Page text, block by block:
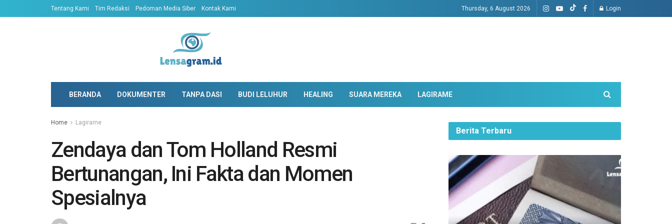
Tentang Kami Tim Redaksi Pedoman Media Siber Kontak Kami Thursday, 6 August 2026 Login
BERANDA DOKUMENTER TANPA DASI BUDI LELUHUR HEALING SUARA MEREKA LAGIRAME
Home Lagirame
Zendaya dan Tom Holland Resmi
Bertunangan, Ini Fakta dan Momen
Spesialnya
Berita Terbaru